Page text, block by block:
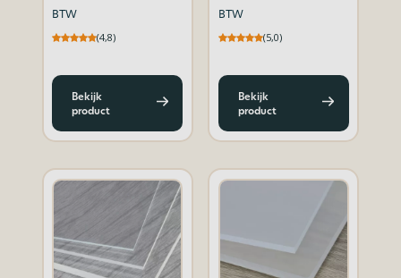
BTW
(4,8)
Bekijk
product
BTW
(5,0)
Bekijk
product